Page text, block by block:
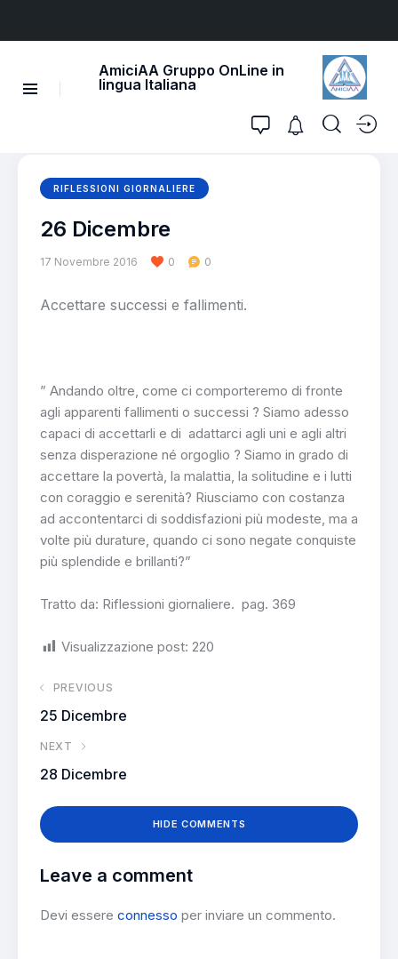
AmiciAA Gruppo OnLine in
lingua Italiana
RIFLESSIONI GIORNALIERE
26 Dicembre
17 Novembre 2016 0 0
Accettare successi e fallimenti.
” Andando oltre, come ci comporteremo di fronte
agli apparenti fallimenti o successi ? Siamo adesso
capaci di accettarli e di adattarci agli uni e agli altri
senza disperazione né orgoglio ? Siamo in grado di
accettare la povertà, la malattia, la solitudine e i lutti
con coraggio e serenità? Riusciamo con costanza
ad accontentarci di soddisfazioni più modeste, ma a
volte più durature, quando ci sono negate conquiste
più splendide e brillanti?”
Tratto da: Riflessioni giornaliere. pag. 369
Visualizzazione post: 220
PREVIOUS
25 Dicembre
NEXT
28 Dicembre
HIDE COMMENTS
Leave a comment
Devi essere connesso per inviare un commento.